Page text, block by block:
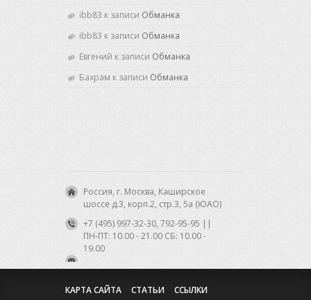
ibb83 к записи Обманка
ibb83 к записи Обманка
Евгений к записи Обманка
Бахрам к записи Обманка
Россия, г. Москва, Каширское
шоссе д.3, корп.2, стр.3, 5а (ЮАО)
+7 (495) 997-32-30, 792-95-95 ||
ПН-ПТ: 10.00 - 21.00 CБ: 10.00 -
19.00
КАРТА САЙТА СТАТЬИ ССЫЛКИ